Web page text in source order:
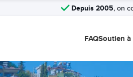
Depuis 2005, on
FAQSoutien